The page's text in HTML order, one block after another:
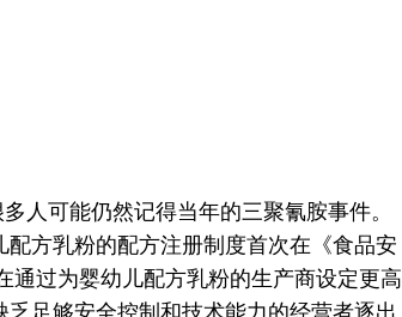
人可能仍然记得当年的三聚氰胺事件。
方乳粉的配方注册制度首次在《食品安
通过为婴幼儿配方乳粉的生产商设定更高